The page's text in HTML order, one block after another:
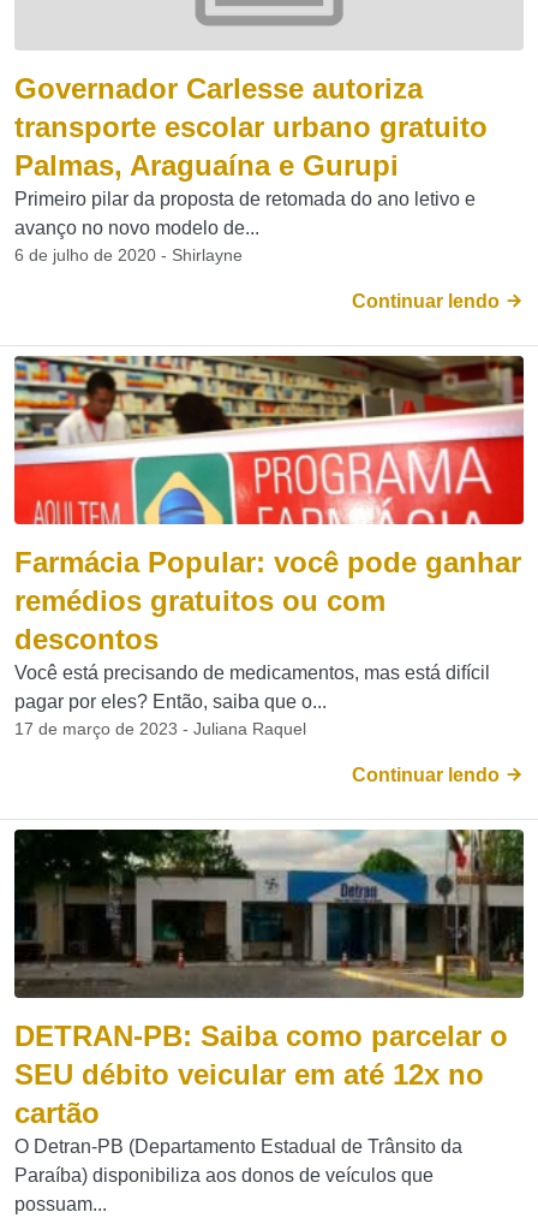
Governador Carlesse autoriza
transporte escolar urbano gratuito
Palmas, Araguaína e Gurupi
Primeiro pilar da proposta de retomada do ano letivo e
avanço no novo modelo de...
6 de julho de 2020 - Shirlayne
Continuar lendo
Farmácia Popular: você pode ganhar
remédios gratuitos ou com
descontos
Você está precisando de medicamentos, mas está difícil
pagar por eles? Então, saiba que o...
17 de março de 2023 - Juliana Raquel
Continuar lendo
DETRAN-PB: Saiba como parcelar o
SEU débito veicular em até 12x no
cartão
O Detran-PB (Departamento Estadual de Trânsito da
Paraíba) disponibiliza aos donos de veículos que
possuam...